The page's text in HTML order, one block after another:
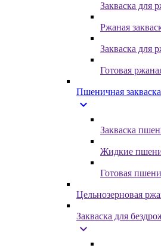
Закваска для
Ржаная
Закваска для
Готовая
Пшеничная закваска
expand_more
Закваска
Жидкие
Готовая
Цельнозерновая
Закваска для
expand_more